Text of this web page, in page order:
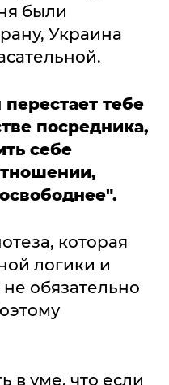
были
Украина
тебе
посредника,
себе
которая
логики и
обязательно
в уме, что если